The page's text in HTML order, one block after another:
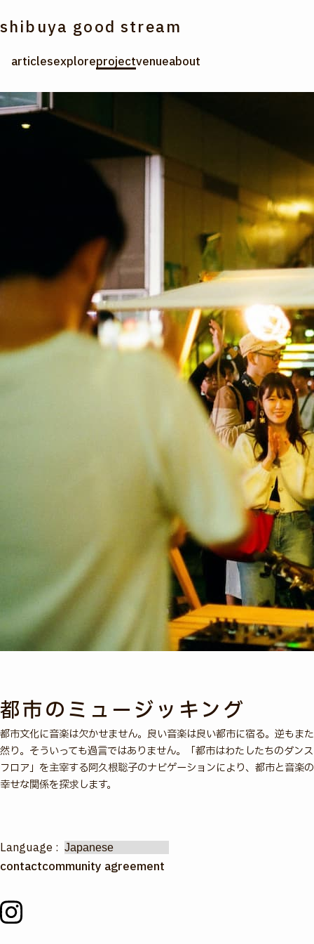
shibuya good stream
articlesexploreprojectvenueabout
都市のミュージッキング
都市文化に音楽は欠かせません。良い音楽は良い都市に宿る。逆もまた
然り。そういっても過言ではありません。「都市はわたしたちのダンス
フロア」を主宰する阿久根聡子のナビゲーションにより、都市と音楽の
幸せな関係を探求します。
contactcommunity agreement
Language :